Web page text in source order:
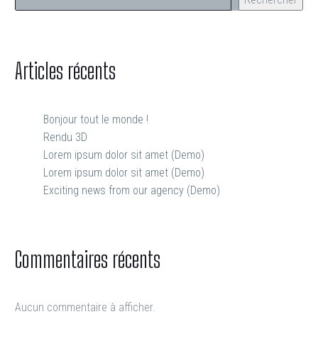
Articles récents
Bonjour tout le monde !
Rendu 3D
Lorem ipsum dolor sit amet (Demo)
Lorem ipsum dolor sit amet (Demo)
Exciting news from our agency (Demo)
Commentaires récents
Aucun commentaire à afficher.